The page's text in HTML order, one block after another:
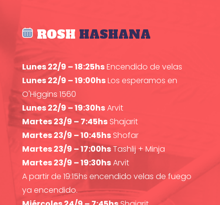
ROSH HASHANA
Lunes 22/9 – 18:25hsEncendido de velas
Lunes 22/9 – 19:00hsLos esperamos en
O'Higgins 1560
Lunes 22/9 – 19:30hsArvit
Martes 23/9 – 7:45hsShajarit
Martes 23/9 – 10:45hsShofar
Martes 23/9 – 17:00hsTashlij + Minja
Martes 23/9 – 19:30hsArvit
A partir de 19:15hs encendido velas de fuego
ya encendido.